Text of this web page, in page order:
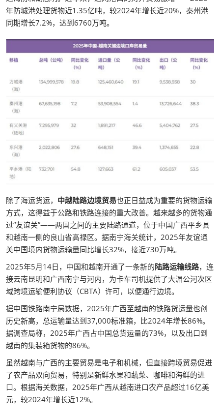
年防城港处理货物近1.35亿吨，较2024年增长近20%，秦州港
同期增长7.2%，达到6760万吨。
除了海运货运， 中越陆路边境贸易也正日益成为重要的货物运输
方式，这得益于公路和铁路连接的重大改善。越来越多的货物通
过“友谊关”——两国之间的主要陆路通道，位于中国广西平乡县
和越南一侧的良山省高禄区。据南宁海关统计，2025年友谊通
关中国境内货物运输量同比增长32%，接近730万吨。
2025年5月14日，中国和越南开通了一条新的陆路运输线路，连
接云南昆明和广西南宁与河内，为卡车司机提供了大湄公河次区
域跨境运输便利协议（CBTA）许可，以便通行边境。
据中国铁路南宁局数据，2025年广西至越南的铁路货运量也创
历史新高，总运输量达到37,000标准箱，比2024年增长86%。
据调查局称，2025年广西占中国总货运量的73%，以及出口到
越南的集装箱货物的86%。
虽然越南与广西的主要贸易是电子和机械，但直接跨境贸易促进
了农产品双向贸易，特别是新鲜水果和蔬菜、咖啡和海鲜的进
口。根据海关数据，2025年广西从越南进口农产品超过16亿美
元，较2024年增长近12%。